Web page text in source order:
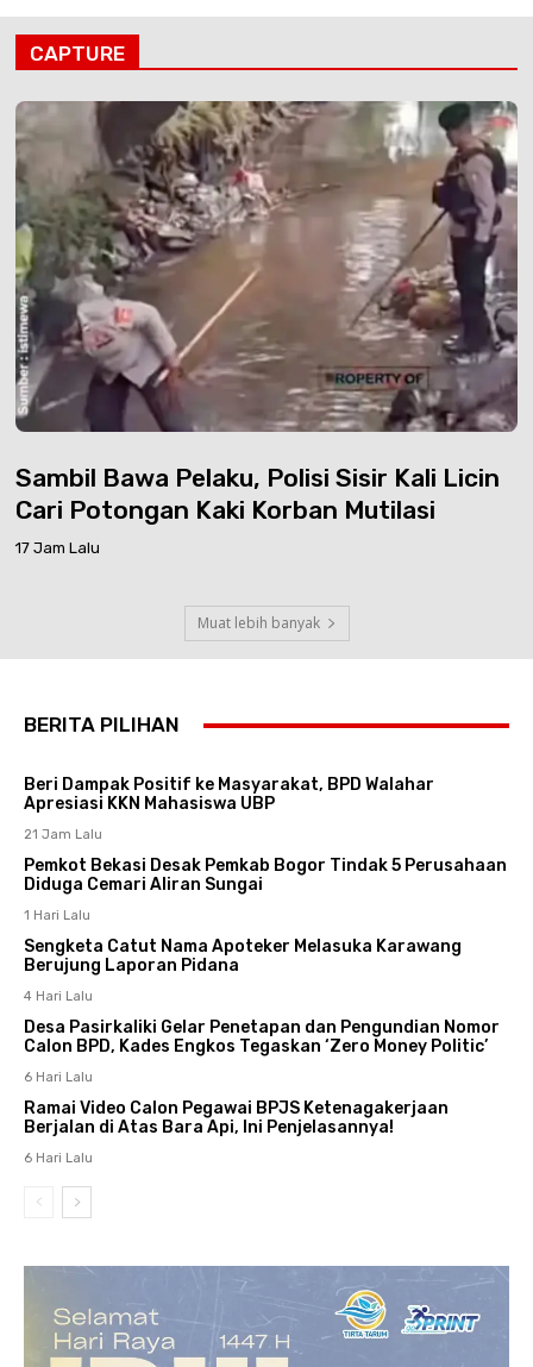
CAPTURE
Sambil Bawa Pelaku, Polisi Sisir Kali Licin
Cari Potongan Kaki Korban Mutilasi
17 Jam Lalu
Muat lebih banyak
BERITA PILIHAN
Beri Dampak Positif ke Masyarakat, BPD Walahar
Apresiasi KKN Mahasiswa UBP
21 Jam Lalu
Pemkot Bekasi Desak Pemkab Bogor Tindak 5 Perusahaan
Diduga Cemari Aliran Sungai
1 Hari Lalu
Sengketa Catut Nama Apoteker Melasuka Karawang
Berujung Laporan Pidana
4 Hari Lalu
Desa Pasirkaliki Gelar Penetapan dan Pengundian Nomor
Calon BPD, Kades Engkos Tegaskan ‘Zero Money Politic’
6 Hari Lalu
Ramai Video Calon Pegawai BPJS Ketenagakerjaan
Berjalan di Atas Bara Api, Ini Penjelasannya!
6 Hari Lalu